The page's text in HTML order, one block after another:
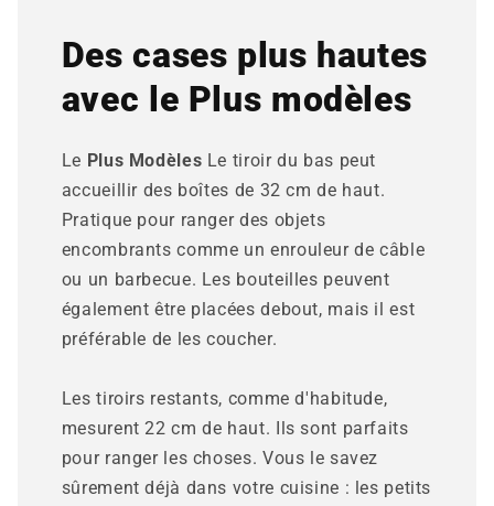
Des cases plus hautes
avec le Plus modèles
Le Plus Modèles Le tiroir du bas peut
accueillir des boîtes de 32 cm de haut.
Pratique pour ranger des objets
encombrants comme un enrouleur de câble
ou un barbecue. Les bouteilles peuvent
également être placées debout, mais il est
préférable de les coucher.
Les tiroirs restants, comme d'habitude,
mesurent 22 cm de haut. Ils sont parfaits
pour ranger les choses. Vous le savez
sûrement déjà dans votre cuisine : les petits